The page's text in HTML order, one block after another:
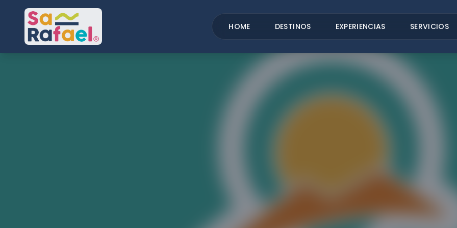
HOME DESTINOS EXPERIENCIAS SERVICIOS